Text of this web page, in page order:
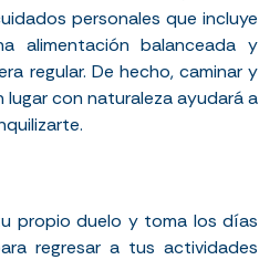
personales que incluye
alimentación balanceada y
regular. De hecho, caminar y
lugar con naturaleza ayudará a
propio duelo y toma los días
regresar a tus actividades